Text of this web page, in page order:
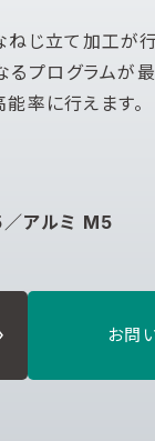
ねじ立て加工が
るプログラムが
率に行えます。
アルミ M5
お問